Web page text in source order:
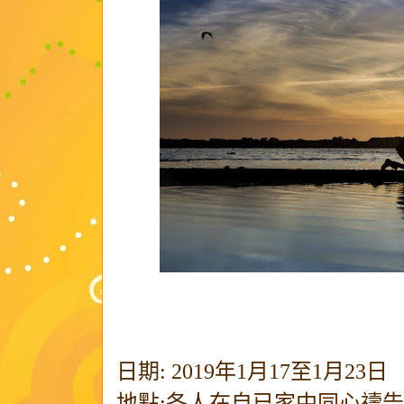
日期: 2019年1月17至1月23日